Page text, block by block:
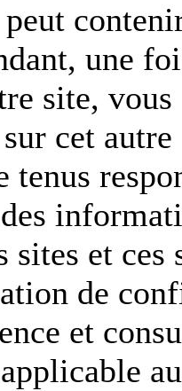
une
site, vous
cet
tenus
sites et ces
de
et